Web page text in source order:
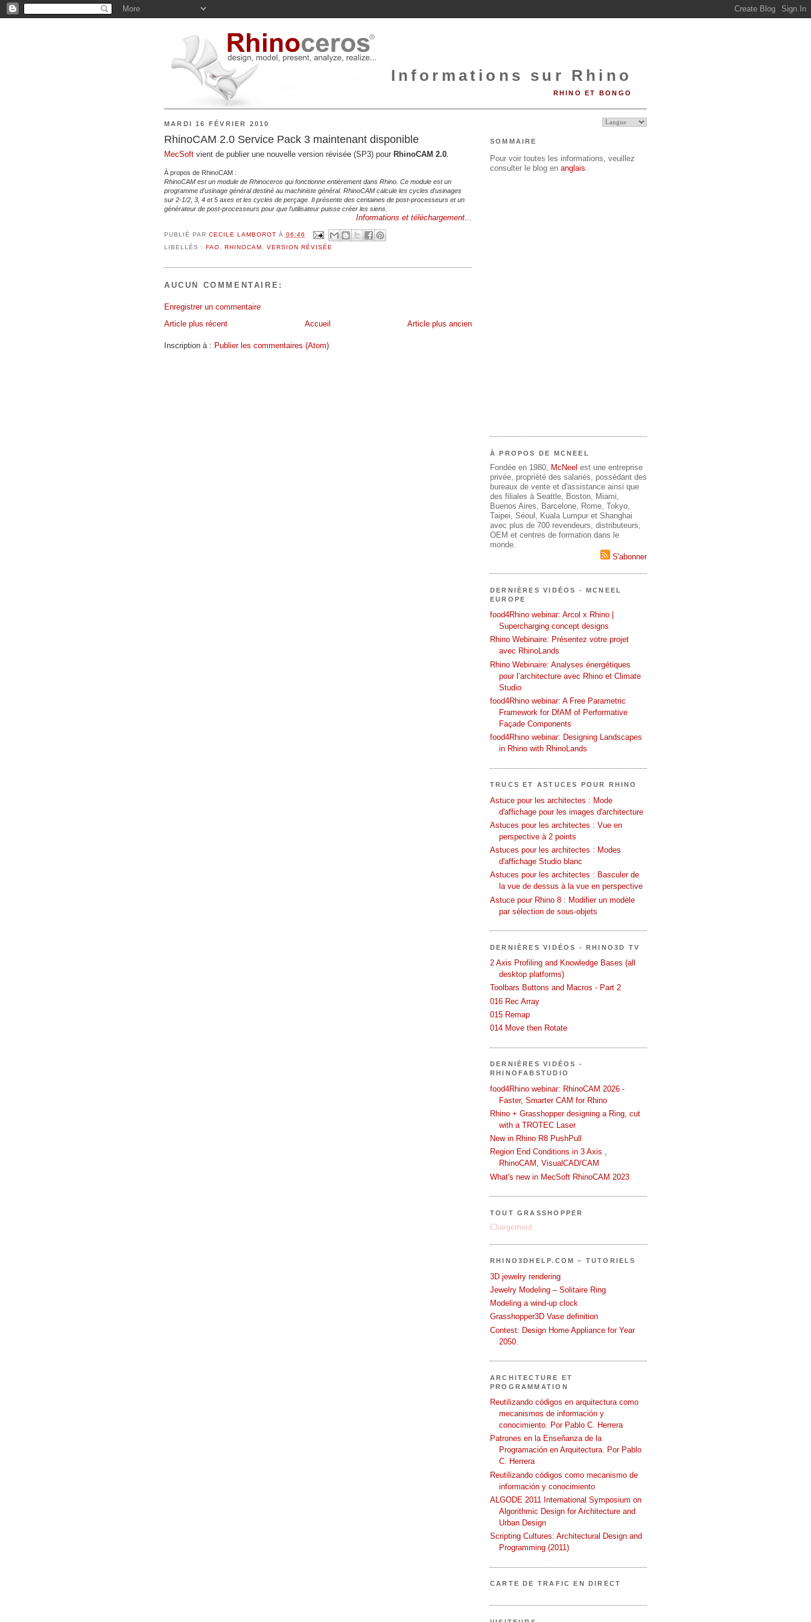
Informations sur Rhino
RHINO ET BONGO
MARDI 16 FÉVRIER 2010
RhinoCAM 2.0 Service Pack 3 maintenant disponible
MecSoft vient de publier une nouvelle version révisée (SP3) pour RhinoCAM 2.0.
À propos de RhinoCAM :
RhinoCAM est un module de Rhinoceros qui fonctionne entièrement dans Rhino. Ce module est un
programme d'usinage général destiné au machiniste général. RhinoCAM calcule les cycles d'usinages
sur 2-1/2, 3, 4 et 5 axes et les cycles de perçage. Il présente des centaines de post-processeurs et un
générateur de post-processeurs pour que l'utilisateur puisse créer les siens.
Informations et téléchargement...
PUBLIÉ PAR CECILE LAMBOROT À 06:46
LIBELLÉS :
FAO, RHINOCAM , VERSION RÉVISÉE
AUCUN COMMENTAIRE:
Enregistrer un commentaire
Article plus récent
Article plus ancien
Accueil
Inscription à : Publier les commentaires (Atom)
SOMMAIRE
Pour voir toutes les informations, veuillez
consulter le blog en anglais
À PROPOS DE MCNEEL
Fondée en 1980, McNeel est une entreprise
privée, propriété des salariés, possédant des
bureaux de vente et d'assistance ainsi que
des filiales à Seattle, Boston, Miami,
Buenos Aires, Barcelone, Rome, Tokyo,
Taipei, Séoul, Kuala Lumpur et Shanghai
avec plus de 700 revendeurs, distributeurs,
OEM et centres de formation dans le
monde.
S'abonner
DERNIÈRES VIDÉOS - MCNEEL
EUROPE
food4Rhino webinar: Arcol x Rhino |
Supercharging concept designs
Rhino Webinaire: Présentez votre projet
avec RhinoLands
Rhino Webinaire: Analyses énergétiques
pour l’architecture avec Rhino et Climate
Studio
food4Rhino webinar: A Free Parametric
Framework for DfAM of Performative
Façade Components
food4Rhino webinar: Designing Landscapes
in Rhino with RhinoLands
TRUCS ET ASTUCES POUR RHINO
Astuce pour les architectes : Mode
d'affichage pour les images d'architecture
Astuces pour les architectes : Vue en
perspective à 2 points
Astuces pour les architectes : Modes
d'affichage Studio blanc
Astuces pour les architectes : Basculer de
la vue de dessus à la vue en perspective
Astuce pour Rhino 8 : Modifier un modèle
par sélection de sous-objets
DERNIÈRES VIDÉOS - RHINO3D TV
2 Axis Profiling and Knowledge Bases (all
desktop platforms)
Toolbars Buttons and Macros - Part 2
016 Rec Array
015 Remap
014 Move then Rotate
DERNIÈRES VIDÉOS -
RHINOFABSTUDIO
food4Rhino webinar: RhinoCAM 2026 -
Faster, Smarter CAM for Rhino
Rhino + Grasshopper designing a Ring, cut
with a TROTEC Laser
New in Rhino R8 PushPull
Region End Conditions in 3 Axis ,
RhinoCAM, VisualCAD/CAM
What's new in MecSoft RhinoCAM 2023
TOUT GRASSHOPPER
Chargement...
RHINO3DHELP.COM – TUTORIELS
3D jewelry rendering
Jewelry Modeling – Solitaire Ring
Modeling a wind-up clock
Grasshopper3D Vase definition
Contest: Design Home Appliance for Year
2050.
ARCHITECTURE ET
PROGRAMMATION
Reutilizando códigos en arquitectura como
mecanismos de información y
conocimiento. Por Pablo C. Herrera
Patrones en la Enseñanza de la
Programación en Arquitectura. Por Pablo
C. Herrera
Reutilizando códigos como mecanismo de
información y conocimiento
ALGODE 2011 International Symposium on
Algorithmic Design for Architecture and
Urban Design
Scripting Cultures: Architectural Design and
Programming (2011)
CARTE DE TRAFIC EN DIRECT